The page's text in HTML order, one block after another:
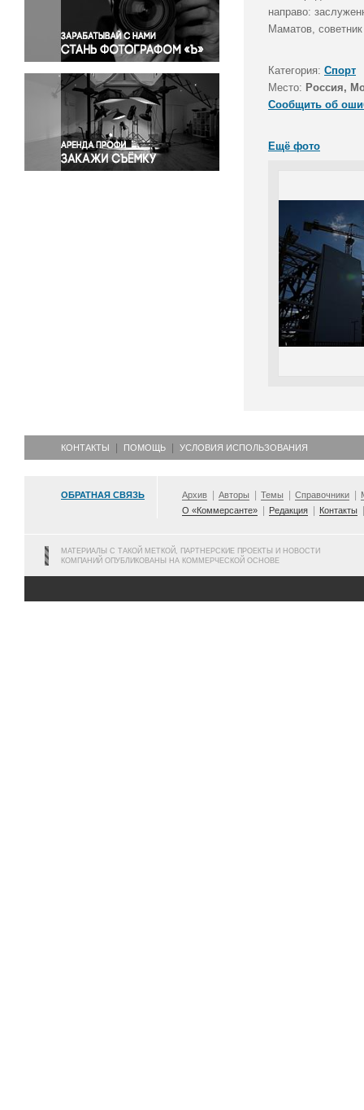
Правосудие
Происшествия и конфликты
Религия
Светская жизнь
Спорт
Экология
Экономика и бизнес
направо:
Маматов,
Категория: Спорт
Место: Россия,
Сообщить об
Ещё фото
КОНТАКТЫ ПОМОЩЬ УСЛОВИЯ ИСПОЛЬЗОВАНИЯ
ОБРАТНАЯ СВЯЗЬ Архив Авторы Темы Справочники
О «Коммерсанте»
Редакция Контакты
МАТЕРИАЛЫ С ТАКОЙ МЕТКОЙ, ПАРТНЕРСКИЕ ПРОЕКТЫ И НОВОСТИ
КОМПАНИЙ ОПУБЛИКОВАНЫ НА КОММЕРЧЕСКОЙ ОСНОВЕ